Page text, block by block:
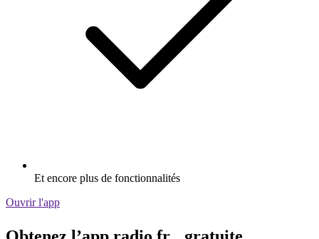
Et encore plus de fonctionnalités
Ouvrir l'app